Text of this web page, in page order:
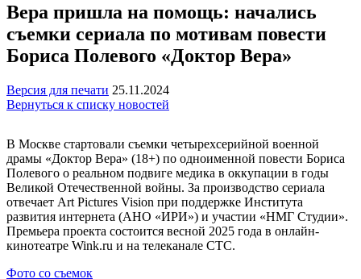
Вера пришла на помощь: начались
съемки сериала по мотивам повести
Бориса Полевого «Доктор Вера»
Версия для печати 25.11.2024
Вернуться к списку новостей
В Москве стартовали съемки четырехсерийной военной
драмы «Доктор Вера» (18+) по одноименной повести Бориса
Полевого о реальном подвиге медика в оккупации в годы
Великой Отечественной войны. За производство сериала
отвечает Art Pictures Vision при поддержке Института
развития интернета (АНО «ИРИ») и участии «НМГ Студии».
Премьера проекта состоится весной 2025 года в онлайн-
кинотеатре Wink.ru и на телеканале СТС.
Фото со съемок